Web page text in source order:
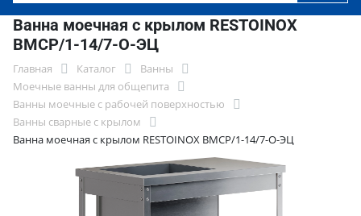
Ванна моечная с крылом RESTOINOX
ВМСР/1-14/7-О-ЭЦ
Главная Каталог
Ванны
Моечные ванны для общепита
Ванны моечные с рабочей поверхностью
Ванны сварные с крылом
Ванна моечная с крылом RESTOINOX ВМСР/1-14/7-О-ЭЦ